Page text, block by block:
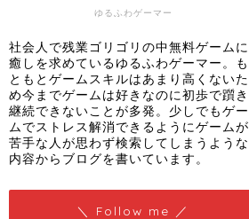
ゆるふわゲーマー
社会人で残業ゴリゴリの中無料ゲームに
癒しを求めているゆるふわゲーマー。も
ともとゲームスキルはあまり高くないた
め今までゲームは好きなのに初歩で躓き
継続できないことが多発。少しでもゲー
ムでストレス解消できるようにゲームが
苦手な人が思わず検索してしまうような
内容からブログを書いています。
＼ Follow me ／